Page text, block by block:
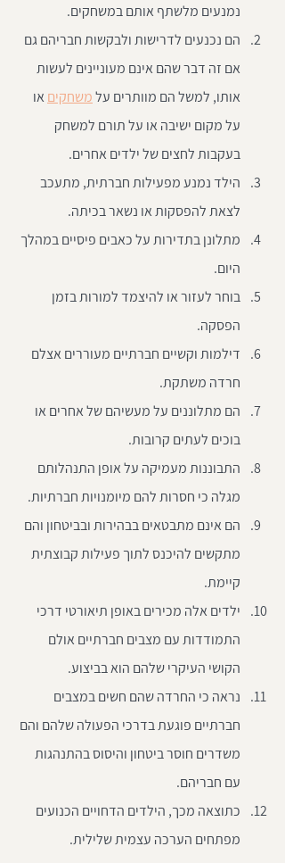
נמנעים מלשתף אותם במשחקים.
הם נכנעים לדרישות ולבקשות חבריהם גם
אם זה דבר שהם אינם מעוניינים לעשות
אותו, למשל הם מוותרים על משחקים או
על מקום ישיבה או על תורם למשחק
בעקבות לחצים של ילדים אחרים.
הילד נמנע מפעילות חברתית, מתעכב
לצאת להפסקות או נשאר בכיתה.
מתלונן בתדירות על כאבים פיסיים במהלך
היום.
בוחר לעזור או להיצמד למורות בזמן
הפסקה.
דילמות וקשיים חברתיים מעוררים אצלם
חרדה משתקת.
הם מתלוננים על מעשיהם של אחרים או
בוכים לעתים קרובות.
התבוננות מעמיקה על אופן התנהלותם
מגלה כי חסרות להם מיומנויות חברתיות.
הם אינם מתבטאים בבהירות ובביטחון והם
מתקשים להיכנס לתוך פעילות קבוצתית
קיימת.
ילדים אלה מכירים באופן תיאורטי דרכי
התמודדות עם מצבים חברתיים אולם
הקושי העיקרי שלהם הוא בביצוע.
נראה כי החרדה שהם חשים במצבים
חברתיים פוגעת בדרכי הפעולה שלהם והם
משדרים חוסר ביטחון והיסוס בהתנהגות
עם חבריהם.
כתוצאה מכך, הילדים הדחויים הכנועים
מפתחים הערכה עצמית שלילית.